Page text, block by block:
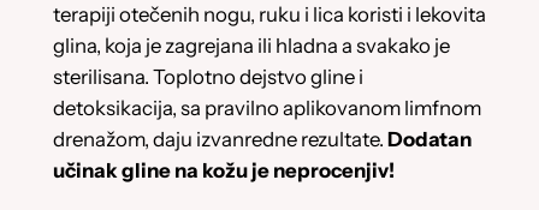
terapiji otečenih nogu, ruku i lica koristi i lekovita
glina, koja je zagrejana ili hladna a svakako je
sterilisana. Toplotno dejstvo gline i
detoksikacija, sa pravilno aplikovanom limfnom
drenažom, daju izvanredne rezultate. Dodatan
učinak gline na kožu je neprocenjiv!